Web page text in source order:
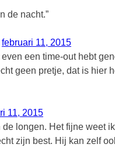
de nacht.”
februari 11, 2015
een time-out hebt
geen pretje, dat is hier
11, 2015
de longen. Het fijne weet
zijn best. Hij kan zelf